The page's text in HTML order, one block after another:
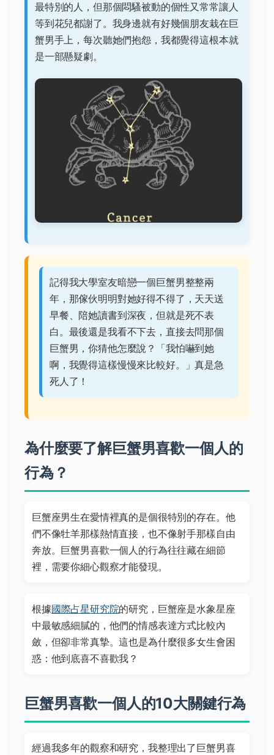
最特別的人，但那個悶騷被動的個性又常常讓人
等到花兒都謝了。我身邊就有好幾個朋友栽在巨
蟹男手上，每次聽她們抱怨，我都覺得這根本就
是一部懸疑劇。
記得我大學室友暗戀一個巨蟹男整整兩
年，那傢伙明明對她好得不得了，天天送
早餐、陪她讀書到深夜，但就是死不表
白。最後還是我看不下去，直接去問那個
巨蟹男，你猜他怎麼說？「我怕嚇到她
啊，我覺得這樣慢慢來比較好。」真是急
死人了！
為什麼要了解巨蟹男喜歡一個人的
行為？
巨蟹座男生在愛情裡真的是個很特別的存在。他
們不像牡羊那樣熱情直接，也不像射手那樣自由
奔放。巨蟹男喜歡一個人的行為往往藏在細節
裡，需要你細心觀察才能發現。
根據國際占星研究院的研究，巨蟹座是水象星座
中最敏感細膩的，他們的情感表達方式比較內
斂，但卻非常真摯。這也是為什麼很多女生會困
惑：他到底喜不喜歡我？
巨蟹男喜歡一個人的10大關鍵行為
經過我多年的觀察和研究，我整理出了巨蟹男喜